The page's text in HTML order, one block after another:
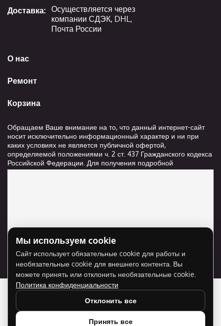
О нас
Ремонт
Корзина
Доставка: Осуществляется через
компании СДЭК, DHL,
Почта России
Обращаем Ваше внимание на то, что данный интернет-сайт
носит исключительно информационный характер и ни при
каких условиях не является публичной офертой,
определяемой положениями ч. 2 ст. 437 Гражданского кодекса
Российской Федерации. Для получения подробной
информации о стоимости и сроках выполнения услуг,
Для отображения карты нужно разрешить
использование cookie для внешнего контента.
Разрешить cookie
Мы используем cookie
Сайт использует обязательные cookie для работы и
необязательные cookie для внешнего контента. Вы
можете принять или отклонить необязательные cookie.
Политика конфиденциальности
Отклонить все
Принять все